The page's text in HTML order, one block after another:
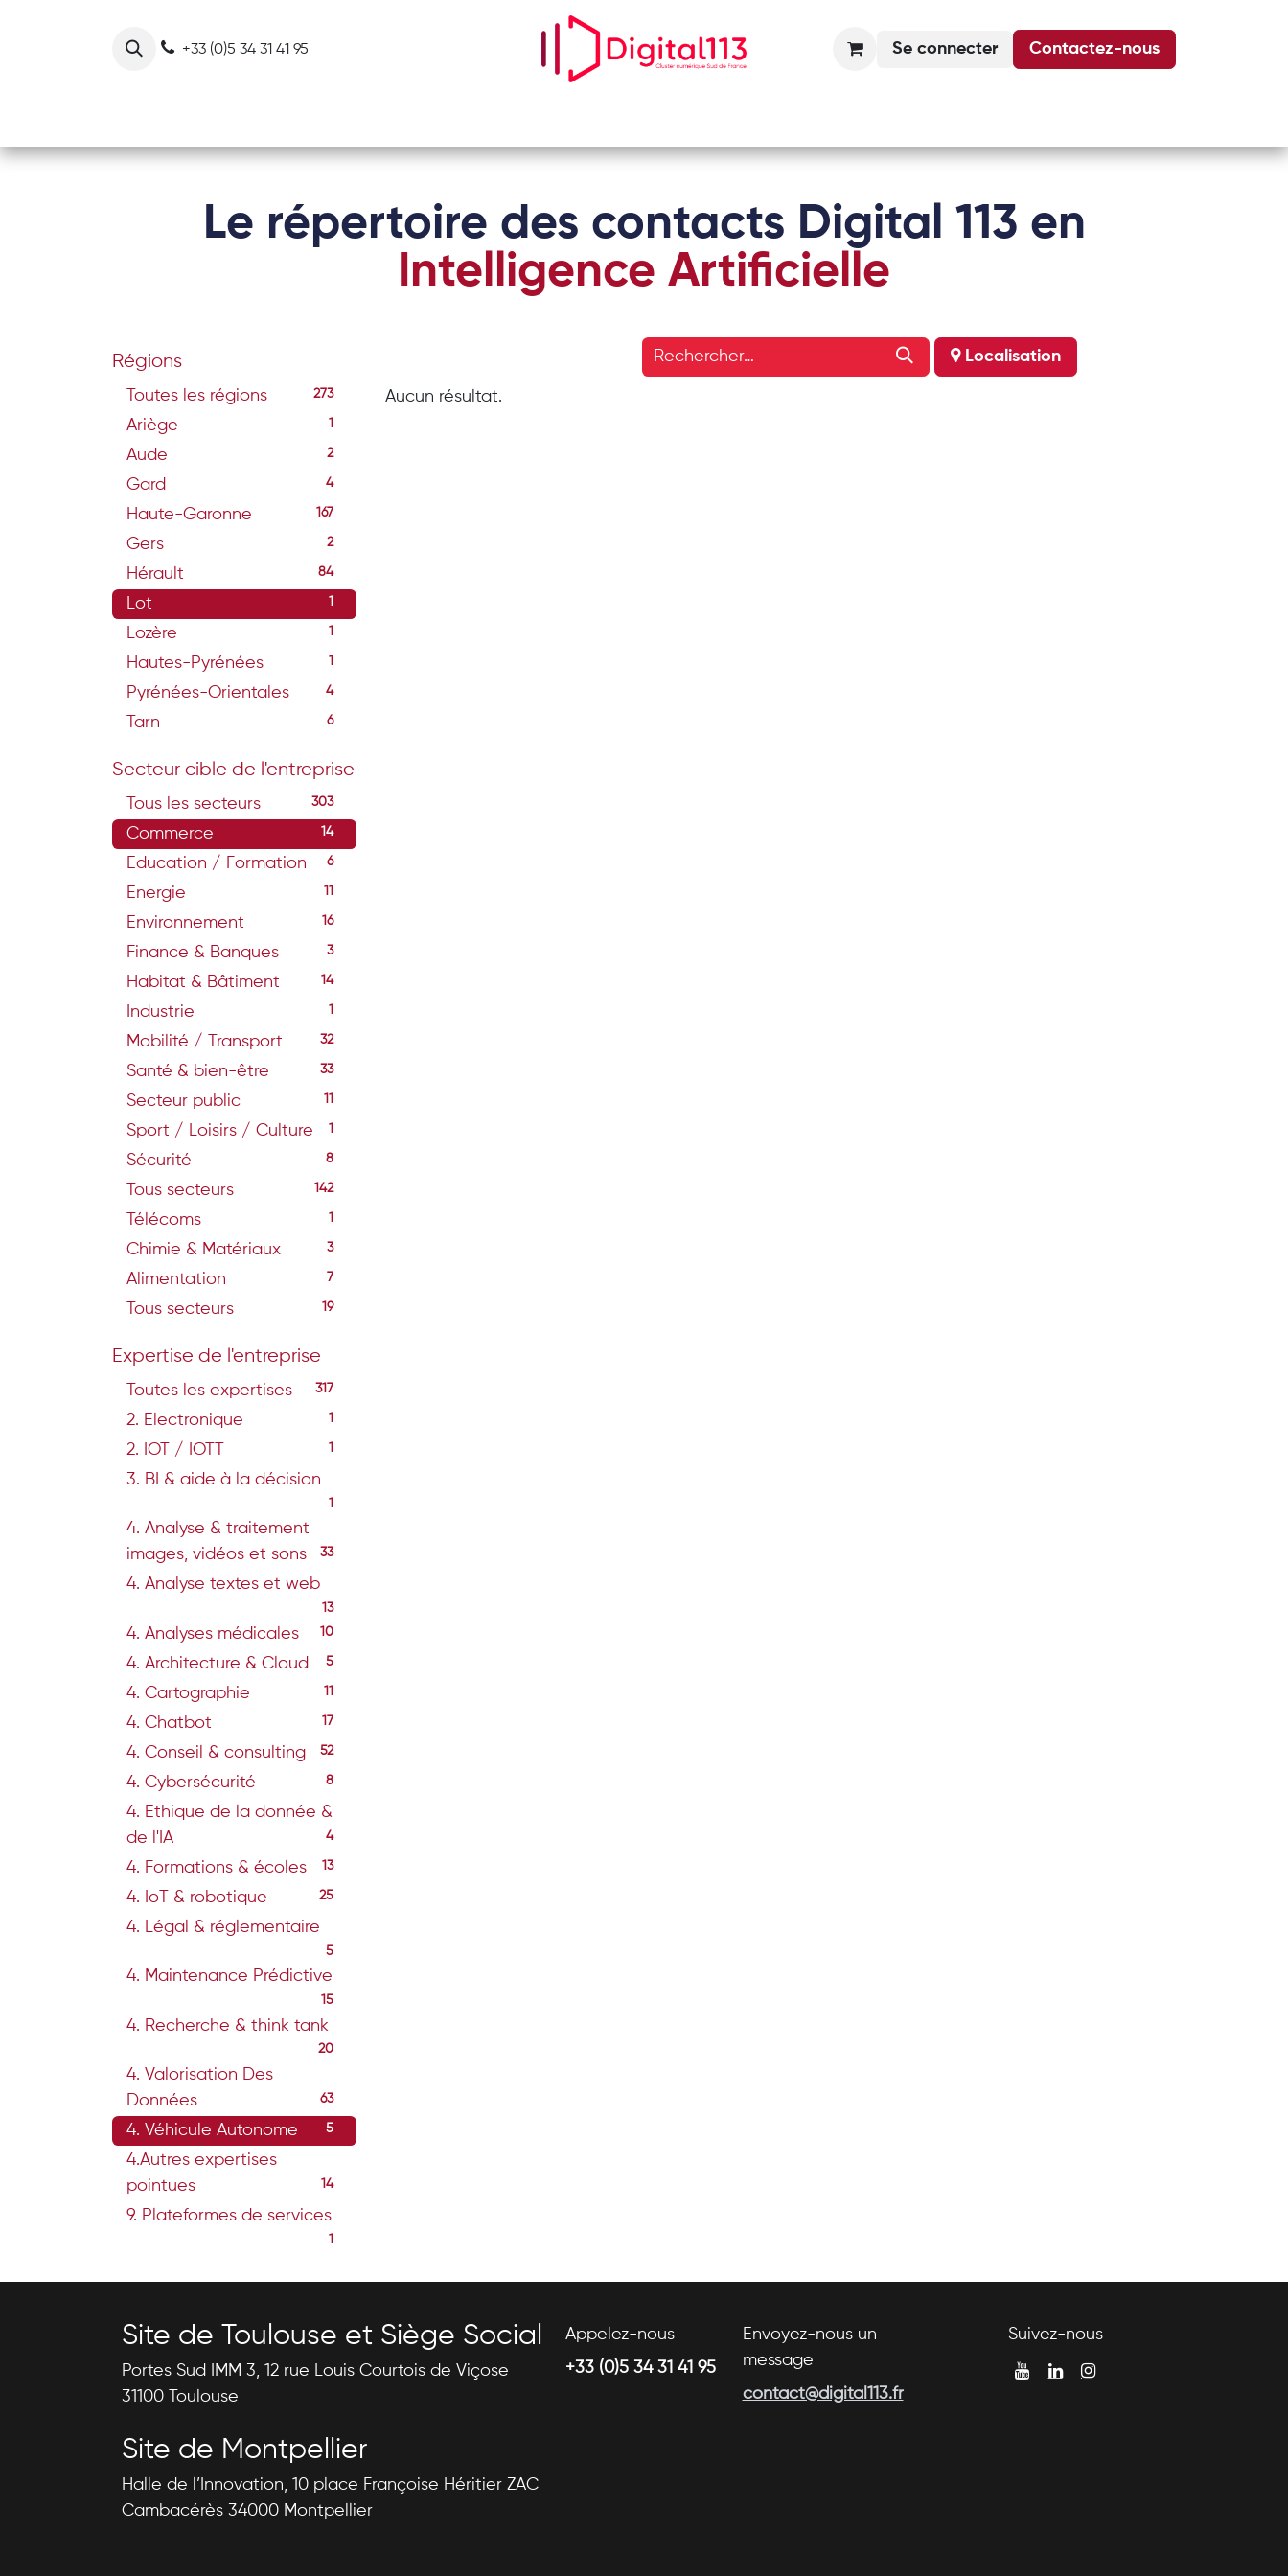
+33 (0)5 34 31 41 95 Se connecter Contactez-nous
Le répertoire des contacts Digital 113 en
Intelligence Artificielle
Régions
Toutes les régions 273
Ariège 1
Aude 2
Gard 4
Haute-Garonne 167
Gers 2
Hérault 84
Lot 1
Lozère 1
Hautes-Pyrénées 1
Pyrénées-Orientales 4
Tarn 6
Secteur cible de l'entreprise
Tous les secteurs 303
Commerce 14
Education / Formation 6
Energie 11
Environnement 16
Finance & Banques 3
Habitat & Bâtiment 14
Industrie 1
Mobilité / Transport 32
Santé & bien-être 33
Secteur public 11
Sport / Loisirs / Culture 1
Sécurité 8
Tous secteurs 142
Télécoms 1
Chimie & Matériaux 3
Alimentation 7
Tous secteurs 19
Expertise de l'entreprise
Toutes les expertises 317
2. Electronique 1
2. IOT / IOTT 1
3. BI & aide à la décision
1
4. Analyse & traitement
images, vidéos et sons
33
4. Analyse textes et web
13
4. Analyses médicales 10
4. Architecture & Cloud 5
4. Cartographie 11
4. Chatbot 17
4. Conseil & consulting 52
4. Cybersécurité 8
4. Ethique de la donnée &
de l'IA
4
4. Formations & écoles 13
4. IoT & robotique 25
4. Légal & réglementaire
5
4. Maintenance Prédictive
15
4. Recherche & think tank
20
4. Valorisation Des
Données
63
4. Véhicule Autonome 5
4.Autres expertises
pointues
14
9. Plateformes de services
1
Localisation
Aucun résultat.
Site de Toulouse et Siège Social
Portes Sud IMM 3, 12 rue Louis Courtois de Viçose
31100 Toulouse
Site de Montpellier
Halle de l’Innovation, 10 place Françoise Héritier ZAC
Cambacérès 34000 Montpellier
Appelez-nous
+33 (0)5 34 31 41 95
Envoyez-nous un
message
contact@digital113.fr
Suivez-nous